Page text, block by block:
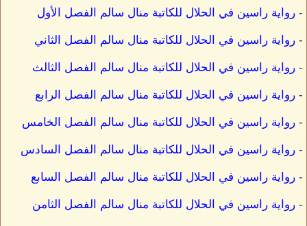
- رواية راسين في الحلال للكاتبة منال سالم الفصل الأول
- رواية راسين في الحلال للكاتبة منال سالم الفصل الثاني
- رواية راسين في الحلال للكاتبة منال سالم الفصل الثالث
- رواية راسين في الحلال للكاتبة منال سالم الفصل الرابع
- رواية راسين في الحلال للكاتبة منال سالم الفصل الخامس
- رواية راسين في الحلال للكاتبة منال سالم الفصل السادس
- رواية راسين في الحلال للكاتبة منال سالم الفصل السابع
- رواية راسين في الحلال للكاتبة منال سالم الفصل الثامن